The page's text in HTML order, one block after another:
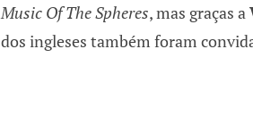
Music Of The Spheres, mas graças a
dos ingleses também foram